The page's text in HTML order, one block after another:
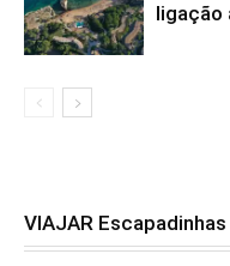
ligação
VIAJAR